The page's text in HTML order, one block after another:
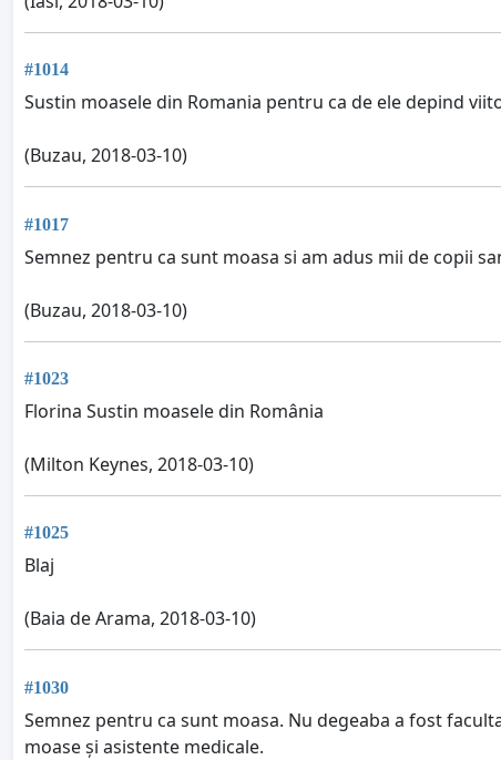
#1014
Sustin moasele din Romania pentru ca de ele depind
(Buzau, 2018-03-10)
#1017
Semnez pentru ca sunt moasa si am adus mii de copii
(Buzau, 2018-03-10)
#1023
Florina Sustin moasele din România
(Milton Keynes, 2018-03-10)
#1025
Blaj
(Baia de Arama, 2018-03-10)
#1030
Semnez pentru ca sunt moasa. Nu degeaba a fost
moase și asistente medicale.